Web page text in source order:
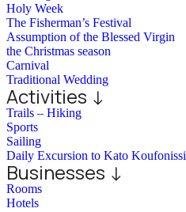
Holy Week
The Fisherman’s Festival
Assumption of the Blessed Virgin
the Christmas season
Carnival
Traditional Wedding
Activities ↓
Trails – Hiking
Sports
Sailing
Daily Excursion to Kato Koufonissi
Businesses ↓
Rooms
Hotels